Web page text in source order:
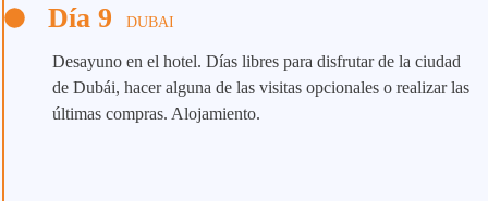
Día 9 DUBAI
Desayuno en el hotel. Días libres para disfrutar de la ciudad
de Dubái, hacer alguna de las visitas opcionales o realizar las
últimas compras. Alojamiento.